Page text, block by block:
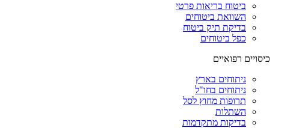
ביטוח בריאות פרטי
השוואת ביטוחים
בדיקת תיק ביטוח
כפל ביטוחים
כיסויים רפואיים
ניתוחים בארץ
ניתוחים בחו"ל
תרופות מחוץ לסל
השתלות
בדיקות מתקדמות